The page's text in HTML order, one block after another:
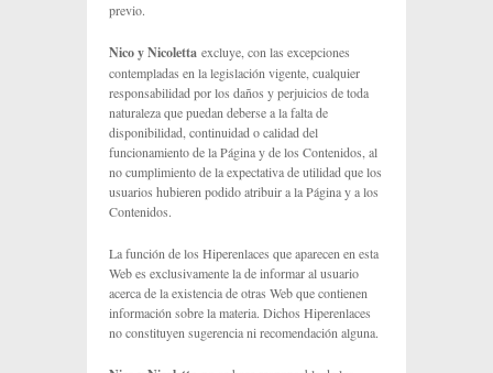
previo.
Nico y Nicoletta excluye, con las excepciones
contempladas en la legislación vigente, cualquier
responsabilidad por los daños y perjuicios de toda
naturaleza que puedan deberse a la falta de
disponibilidad, continuidad o calidad del
funcionamiento de la Página y de los Contenidos, al
no cumplimiento de la expectativa de utilidad que los
usuarios hubieren podido atribuir a la Página y a los
Contenidos.
La función de los Hiperenlaces que aparecen en esta
Web es exclusivamente la de informar al usuario
acerca de la existencia de otras Web que contienen
información sobre la materia. Dichos Hiperenlaces
no constituyen sugerencia ni recomendación alguna.